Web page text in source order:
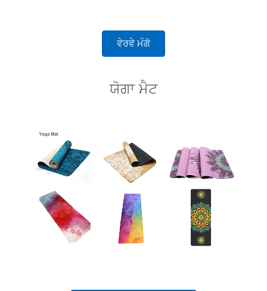
ਵੇਰਵੇ ਮੰਗੋ
ਯੋਗਾ ਮੈਟ